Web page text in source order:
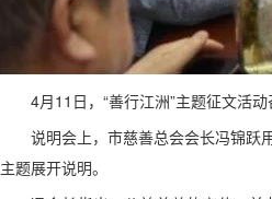
4月11日，“善行江洲”主题征文活
说明会上，市慈善总会会长冯锦跃
主题展开说明。